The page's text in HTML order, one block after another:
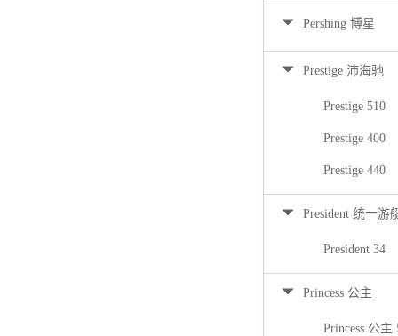
Pershing 博星
Prestige 沛海驰
Prestige 510
Prestige 400
Prestige 440
President 统一游
President 34
Princess 公主
Princess 公主